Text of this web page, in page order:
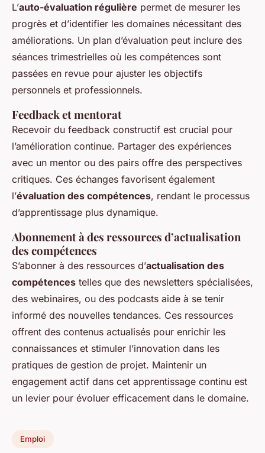
L’auto-évaluation régulière permet de mesurer les
progrès et d’identifier les domaines nécessitant des
améliorations. Un plan d’évaluation peut inclure des
séances trimestrielles où les compétences sont
passées en revue pour ajuster les objectifs
personnels et professionnels.
Feedback et mentorat
Recevoir du feedback constructif est crucial pour
l’amélioration continue. Partager des expériences
avec un mentor ou des pairs offre des perspectives
critiques. Ces échanges favorisent également
l’évaluation des compétences, rendant le processus
d’apprentissage plus dynamique.
Abonnement à des ressources d’actualisation
des compétences
S’abonner à des ressources d’actualisation des
compétences telles que des newsletters spécialisées,
des webinaires, ou des podcasts aide à se tenir
informé des nouvelles tendances. Ces ressources
offrent des contenus actualisés pour enrichir les
connaissances et stimuler l’innovation dans les
pratiques de gestion de projet. Maintenir un
engagement actif dans cet apprentissage continu est
un levier pour évoluer efficacement dans le domaine.
Emploi